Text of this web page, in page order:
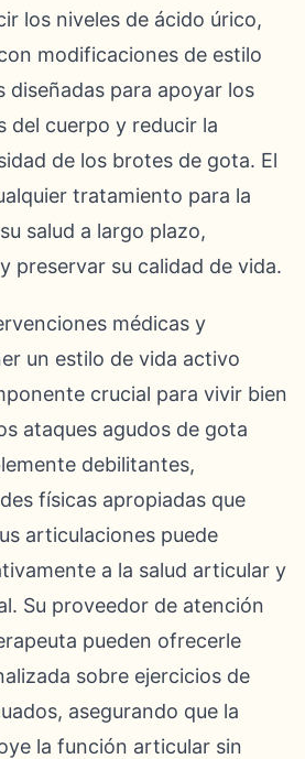
los niveles de ácido úrico,
modificaciones de estilo
diseñadas para apoyar los
del cuerpo y reducir la
de los brotes de gota. El
tratamiento para la
salud a largo plazo,
preservar su calidad de vida.
médicas y
un estilo de vida activo
crucial para vivir bien
ataques agudos de gota
debilitantes,
físicas apropiadas que
articulaciones puede
a la salud articular y
Su proveedor de atención
pueden ofrecerle
sobre ejercicios de
asegurando que la
la función articular sin